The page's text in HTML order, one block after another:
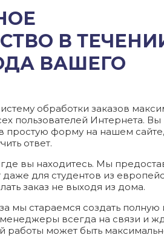
В
ВАШЕГО
обработки заказов
пользователей Интернета.
простую форму на нашем
ответ.
вы находитесь. Мы
даже для студентов из
заказ не выходя из дома.
мы стараемся создать
всегда на связи и
работы может быть